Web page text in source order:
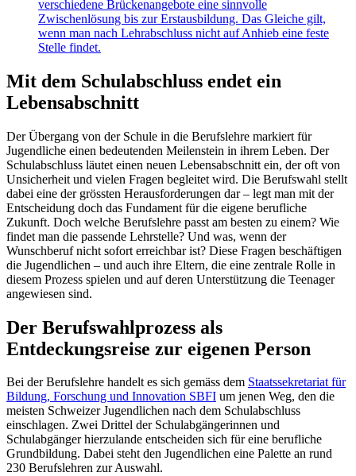
verschiedene Brückenangebote eine sinnvolle
Zwischenlösung bis zur Erstausbildung. Das Gleiche gilt,
wenn man nach Lehrabschluss nicht auf Anhieb eine feste
Stelle findet.
Mit dem Schulabschluss endet ein
Lebensabschnitt
Der Übergang von der Schule in die Berufslehre markiert für
Jugendliche einen bedeutenden Meilenstein in ihrem Leben. Der
Schulabschluss läutet einen neuen Lebensabschnitt ein, der oft von
Unsicherheit und vielen Fragen begleitet wird. Die Berufswahl stellt
dabei eine der grössten Herausforderungen dar – legt man mit der
Entscheidung doch das Fundament für die eigene berufliche
Zukunft. Doch welche Berufslehre passt am besten zu einem? Wie
findet man die passende Lehrstelle? Und was, wenn der
Wunschberuf nicht sofort erreichbar ist? Diese Fragen beschäftigen
die Jugendlichen – und auch ihre Eltern, die eine zentrale Rolle in
diesem Prozess spielen und auf deren Unterstützung die Teenager
angewiesen sind.
Der Berufswahlprozess als
Entdeckungsreise zur eigenen Person
Bei der Berufslehre handelt es sich gemäss dem Staatssekretariat für
Bildung, Forschung und Innovation SBFI um jenen Weg, den die
meisten Schweizer Jugendlichen nach dem Schulabschluss
einschlagen. Zwei Drittel der Schulabgängerinnen und
Schulabgänger hierzulande entscheiden sich für eine berufliche
Grundbildung. Dabei steht den Jugendlichen eine Palette an rund
230 Berufslehren zur Auswahl.